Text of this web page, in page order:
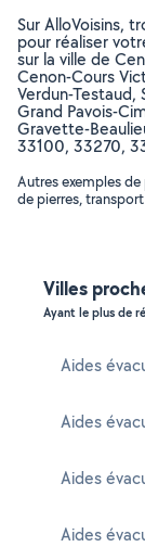
Sur AlloVoisins,
pour réaliser
sur la ville de
Cenon-Cours
Verdun-Testaud,
Grand Pavois-
Gravette-
33100, 33270,
Autres exemples
de pierres,
Villes
Ayant le plus de
Aides
Aides
Aides
Aides